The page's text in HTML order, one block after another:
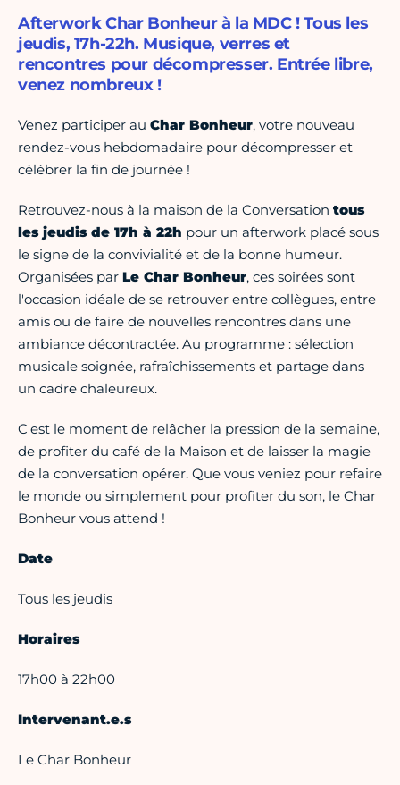
Afterwork Char Bonheur à la MDC ! Tous les
jeudis, 17h-22h. Musique, verres et
rencontres pour décompresser. Entrée libre,
venez nombreux !
Venez participer au Char Bonheur, votre nouveau
rendez-vous hebdomadaire pour décompresser et
célébrer la fin de journée !
Retrouvez-nous à la maison de la Conversation tous
les jeudis de 17h à 22h pour un afterwork placé sous
le signe de la convivialité et de la bonne humeur.
Organisées par Le Char Bonheur, ces soirées sont
l'occasion idéale de se retrouver entre collègues, entre
amis ou de faire de nouvelles rencontres dans une
ambiance décontractée. Au programme : sélection
musicale soignée, rafraîchissements et partage dans
un cadre chaleureux.
C'est le moment de relâcher la pression de la semaine,
de profiter du café de la Maison et de laisser la magie
de la conversation opérer. Que vous veniez pour refaire
le monde ou simplement pour profiter du son, le Char
Bonheur vous attend !
Date
Tous les jeudis
Horaires
17h00 à 22h00
Intervenant.e.s
Le Char Bonheur